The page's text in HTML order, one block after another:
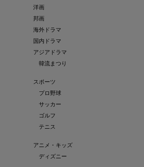
洋画
邦画
海外ドラマ
国内ドラマ
アジアドラマ
韓流まつり
スポーツ
プロ野球
サッカー
ゴルフ
テニス
アニメ・キッズ
ディズニー